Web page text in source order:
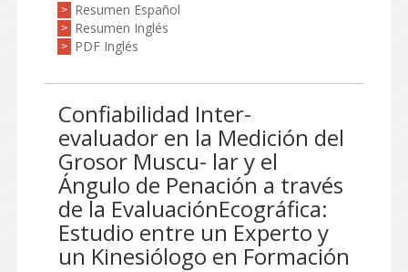
> Resumen Español
> Resumen Inglés
> PDF Inglés
Confiabilidad Inter-
evaluador en la Medición del
Grosor Muscu- lar y el
Ángulo de Penación a través
de la EvaluaciónEcográfica:
Estudio entre un Experto y
un Kinesiólogo en Formación